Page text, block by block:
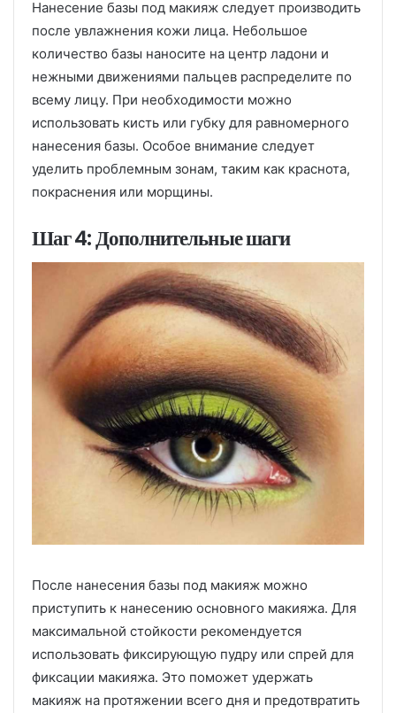
Нанесение базы под макияж следует производить
после увлажнения кожи лица. Небольшое
количество базы наносите на центр ладони и
нежными движениями пальцев распределите по
всему лицу. При необходимости можно
использовать кисть или губку для равномерного
нанесения базы. Особое внимание следует
уделить проблемным зонам, таким как краснота,
покраснения или морщины.
Шаг 4: Дополнительные шаги
После нанесения базы под макияж можно
приступить к нанесению основного макияжа. Для
максимальной стойкости рекомендуется
использовать фиксирующую пудру или спрей для
фиксации макияжа. Это поможет удержать
макияж на протяжении всего дня и предотвратить